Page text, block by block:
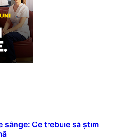
sânge: Ce trebuie să știm